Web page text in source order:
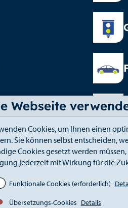
Webseite
Cookies, um Ihnen einen
Sie können selbst entscheiden,
Cookies gesetzt werden
jederzeit mit Wirkung für die
Funktionale Cookies (erforderlich)
Übersetzungs-Cookies Details
Anfahrt